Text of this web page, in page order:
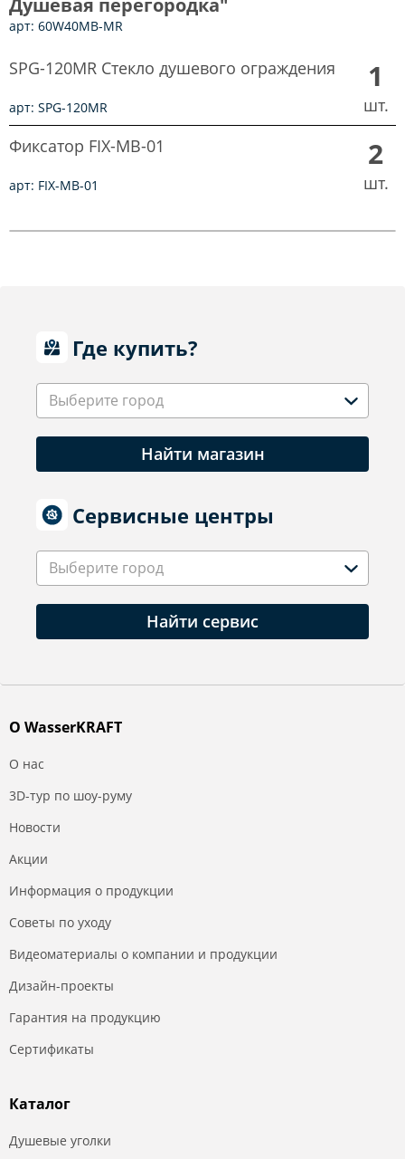
Душевая перегородка"
арт: 60W40MB-MR
SPG-120MR Стекло душевого ограждения
арт: SPG-120MR
1
шт.
Фиксатор FIX-MB-01
арт: FIX-MB-01
2
шт.
Где купить?
Выберите город
Найти магазин
Сервисные центры
Выберите город
Найти сервис
О WasserKRAFT
О нас
3D-тур по шоу-руму
Новости
Акции
Информация о продукции
Советы по уходу
Видеоматериалы о компании и продукции
Дизайн-проекты
Гарантия на продукцию
Сертификаты
Каталог
Душевые уголки